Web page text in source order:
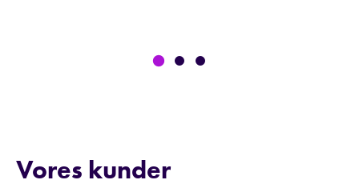
Vores kunder